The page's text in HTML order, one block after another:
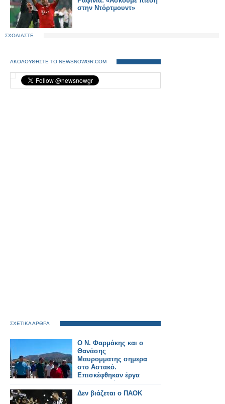
στην Ντόρτμουντ»
ΣΧΟΛΙΑΣΤΕ
ΑΚΟΛΟΥΘΗΣΤΕ ΤΟ NEWSNOWGR.COM
ΣΧΕΤΙΚΑ ΑΡΘΡΑ
Ο Ν. Φαρμάκης και ο
Θανάσης
Μαυρομματης σημερα
στο Αστακό.
Επισκέφθηκαν έργα
που εκτελούνται στην
περιοχή και
συναντήθηκαν με
Δεν βιάζεται ο ΠΑΟΚ